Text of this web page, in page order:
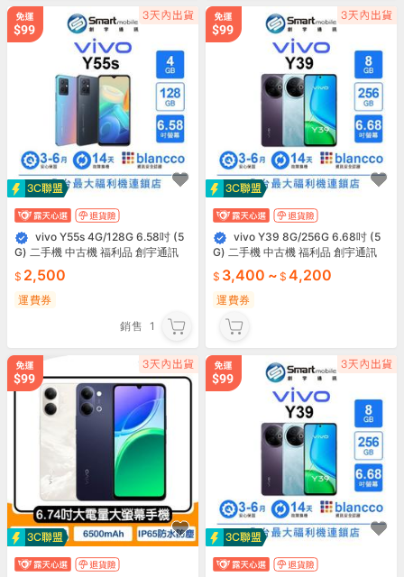
vivo Y55s 4G/128G 6.58吋 (5
G) 二手機 中古機 福利品 創宇通訊
2,500
運費券
銷售 1
vivo Y39 8G/256G 6.68吋 (5
G) 二手機 中古機 福利品 創宇通訊
3,400 ~ 4,200
運費券